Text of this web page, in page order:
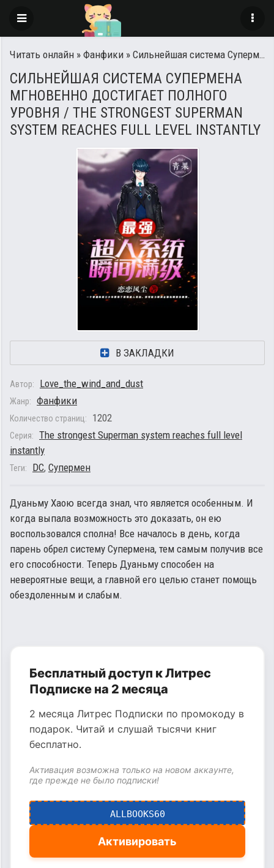
Читать онлайн » Фанфики » Сильнейшая система Супермена мгновенно достигает полного уровня / The strongest Superman system reaches full level instantly
СИЛЬНЕЙШАЯ СИСТЕМА СУПЕРМЕНА
МГНОВЕННО ДОСТИГАЕТ ПОЛНОГО
УРОВНЯ / THE STRONGEST SUPERMAN
SYSTEM REACHES FULL LEVEL INSTANTLY
В ЗАКЛАДКИ
Автор: Love_the_wind_and_dust
Жанр: Фанфики
Количество страниц: 1202
Серия:
The strongest Superman system reaches full level
instantly
Теги: DC, Супермен
Дуаньму Хаою всегда знал, что является особенным. И
когда выпала возможность это доказать, он ею
воспользовался сполна! Все началось в день, когда
парень обрел систему Супермена, тем самым получив все
его способности. Теперь Дуаньму способен на
невероятные вещи, а главной его целью станет помощь
обездоленным и слабым.
Бесплатный доступ к Литрес
Подписке на 2 месяца
2 месяца Литрес Подписки по промокоду в
подарок. Читай и слушай тысячи книг
бесплатно.
Активация возможна только на новом аккаунте,
где прежде не было подписки!
ALLBOOKS60
Активировать